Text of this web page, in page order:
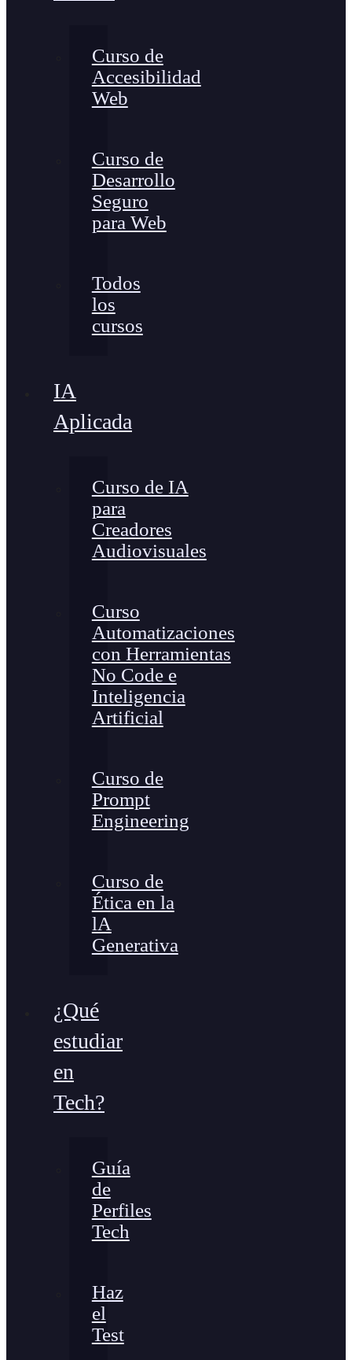
Curso de
Accesibilidad
Web
Curso de
Desarrollo
Seguro
para Web
Todos
los
cursos
IA
Aplicada
Curso de IA
para
Creadores
Audiovisuales
Curso
Automatizaciones
con Herramientas
No Code e
Inteligencia
Artificial
Curso de
Prompt
Engineering
Curso de
Ética en la
lA
Generativa
¿Qué
estudiar
en
Tech?
Guía
de
Perfiles
Tech
Haz
el
Test